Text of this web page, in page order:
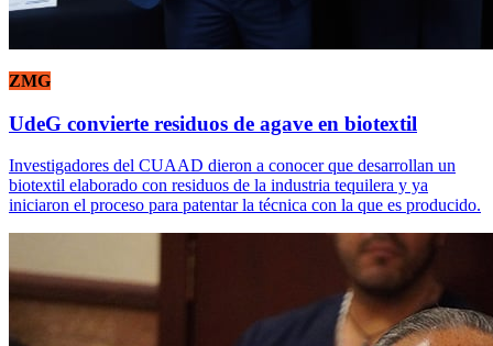
ZMG
UdeG convierte residuos de agave en biotextil
Investigadores del CUAAD dieron a conocer que desarrollan un
biotextil elaborado con residuos de la industria tequilera y ya
iniciaron el proceso para patentar la técnica con la que es producido.